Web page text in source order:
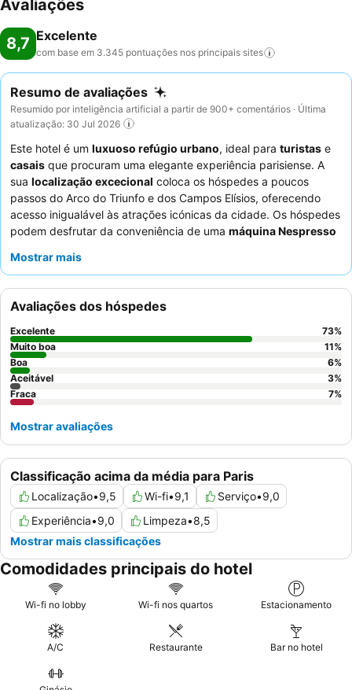
Avaliações
8,7 Excelente
com base em 3.345 pontuações nos principais sites
Resumo de avaliações
Resumido por inteligência artificial a partir de 900+ comentários · Última
atualização: 30 Jul 2026
Este hotel é um luxuoso refúgio urbano, ideal para turistas e
casais que procuram uma elegante experiência parisiense. A
sua localização excecional coloca os hóspedes a poucos
passos do Arco do Triunfo e dos Campos Elísios, oferecendo
acesso inigualável às atrações icónicas da cidade. Os hóspedes
podem desfrutar da conveniência de uma máquina Nespresso
funcionários atenciosos
e variadas ofertas de
melhorada, considere um quarto com
panorâmicas
Mostrar mais
Classificação acima da média para Paris
Localização•9,5 Wi-fi•9,1 Serviço•9,0
Experiência•9,0 Limpeza•8,5
Mostrar mais classificações
Avaliações dos hóspedes
Excelente 73%
Muito boa
11%
Boa
6%
Aceitável
3%
Fraca
7%
Mostrar avaliações
Comodidades principais do hotel
Wi-fi no lobby Wi-fi nos quartos Estacionamento
A/C Restaurante Bar no hotel